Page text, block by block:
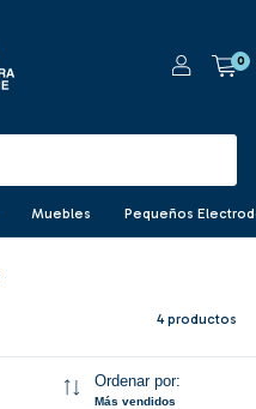
0
Muebles Pequeños
4 productos
Ordenar por:
Más vendidos